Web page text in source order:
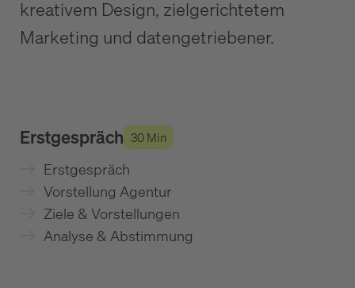
kreativem Design, zielgerichtetem
Marketing und datengetriebener.
Erstgespräch 30 Min
Erstgespräch
Vorstellung Agentur
Ziele & Vorstellungen
Analyse & Abstimmung